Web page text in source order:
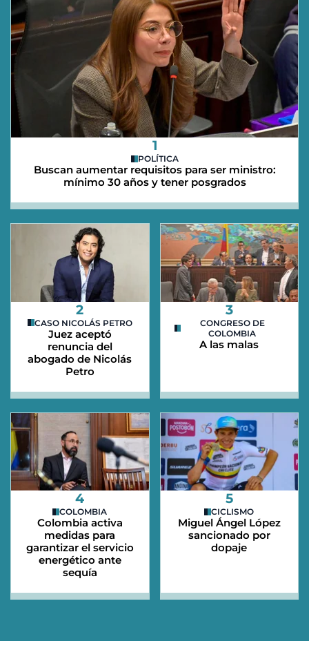
1
POLÍTICA
Buscan aumentar requisitos para ser ministro:
mínimo 30 años y tener posgrados
2
CASO NICOLÁS PETRO
Juez aceptó
renuncia del
abogado de Nicolás
Petro
3
CONGRESO DE
COLOMBIA
A las malas
4
COLOMBIA
Colombia activa
medidas para
garantizar el servicio
energético ante
sequía
5
CICLISMO
Miguel Ángel López
sancionado por
dopaje